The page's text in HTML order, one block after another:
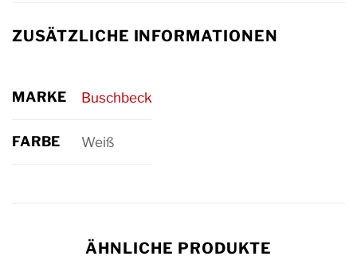
ZUSÄTZLICHE INFORMATIONEN
MARKE Buschbeck
FARBE Weiß
ÄHNLICHE PRODUKTE